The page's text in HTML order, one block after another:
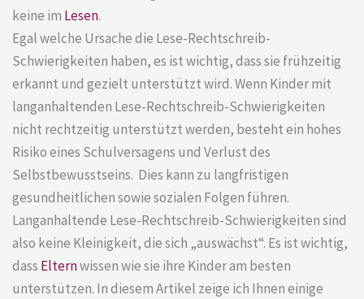
keine im Lesen.
Egal welche Ursache die Lese-Rechtschreib-
Schwierigkeiten haben, es ist wichtig, dass sie frühzeitig
erkannt und gezielt unterstützt wird. Wenn Kinder mit
langanhaltenden Lese-Rechtschreib-Schwierigkeiten
nicht rechtzeitig unterstützt werden, besteht ein hohes
Risiko eines Schulversagens und Verlust des
Selbstbewusstseins. Dies kann zu langfristigen
gesundheitlichen sowie sozialen Folgen führen.
Langanhaltende Lese-Rechtschreib-Schwierigkeiten sind
also keine Kleinigkeit, die sich „auswächst“. Es ist wichtig,
dass Elternwissen wie sie ihre Kinder am besten
unterstützen. In diesem Artikel zeige ich Ihnen einige